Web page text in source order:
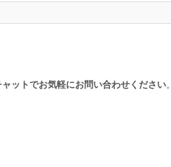
ャットでお気軽にお問い合わせください。